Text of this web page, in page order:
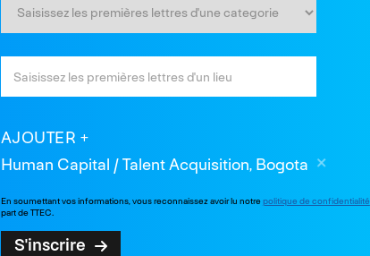
AJOUTER
Human Capital / Talent Acquisition, Bogota
En soumettant vos informations, vous reconnaissez avoir lu notrepolitique de confidentialité
part de TTEC.
S'inscrire